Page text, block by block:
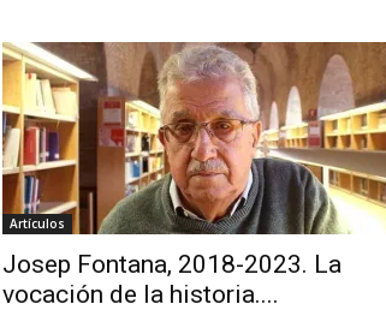
Historia
Artículos
Josep Fontana, 2018-2023. La
vocación de la historia....